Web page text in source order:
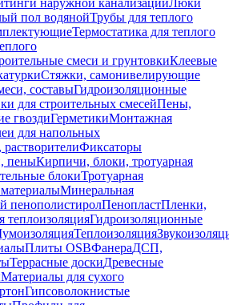
наружной канализацииЛюки
пол водянойТрубы для теплого
Термостатика для теплого
смеси и грунтовкиКлеевые
Стяжки, самонивелирующие
составыГидроизоляционные
для строительных смесейПены,
гвоздиГерметикиМонтажная
для напольных
Фиксаторы
пеныКирпичи, блоки, тротуарная
блокиТротуарная
Минеральная
пенополистиролПенопластПленки,
Гидроизоляционные
Теплоизоляция
Плиты OSBФанераДСП,
Террасные доскиДревесные
Материалы для сухого
Гипсоволокнистые